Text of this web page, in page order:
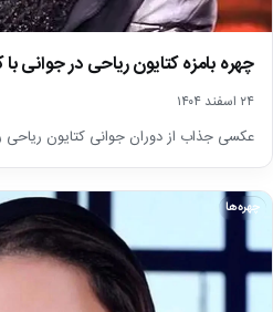
چهره بامزه کتایون ریاحی در جوانی با کاپشن
۲۴ اسفند ۱۴۰۴
عکسی جذاب از دوران جوانی کتایون ریاحی را
چهره‌ها